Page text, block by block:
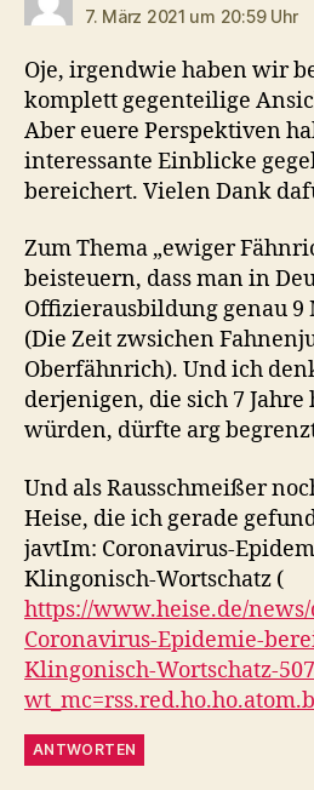
7. März 2021 um 20:59 Uhr
Oje, irgendwie haben wir
komplett gegenteilige
Aber euere Perspektiven
interessante Einblicke
bereichert. Vielen Dank
Zum Thema „ewiger
beisteuern, dass man in
Offizierausbildung genau 9
(Die Zeit zwsichen
Oberfähnrich). Und ich
derjenigen, die sich 7
würden, dürfte arg
Und als Rausschmeißer
Heise, die ich gerade
javtIm: Coronavirus-
Klingonisch-Wortschatz (
https://www.heise.de/
Coronavirus-Epidemie-
Klingonisch-Wortschatz-
ANTWORTEN